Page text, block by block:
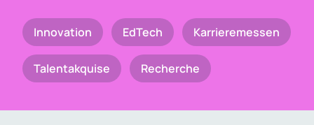
Innovation EdTech Karrieremessen
Talentakquise Recherche